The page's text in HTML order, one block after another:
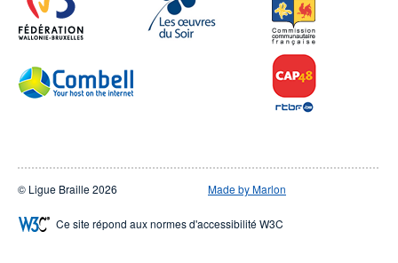
© Ligue Braille 2026 Made by Marlon
Ce site répond aux normes d'accessibilité W3C